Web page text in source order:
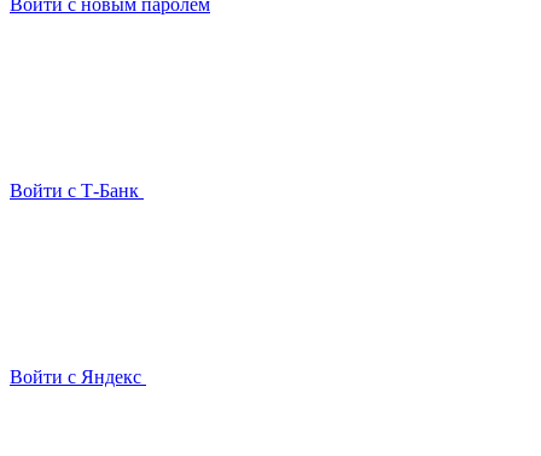
Войти с новым паролем
Войти с Т-Банк
Войти с Яндекс